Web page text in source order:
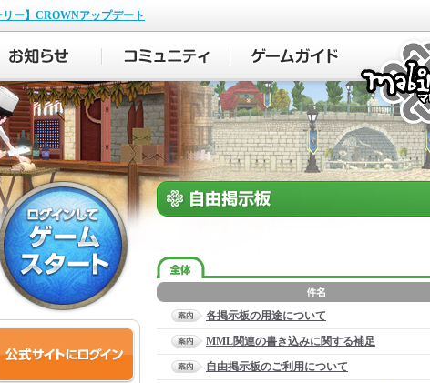
リー】CROWNアップデート
各掲示板の用途について
MML関連の書き込みに関する補足
自由掲示板のご利用について